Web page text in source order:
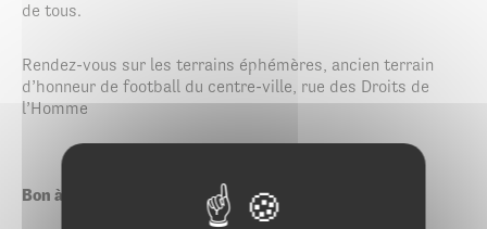
de tous.
Rendez-vous sur les terrains éphémères, ancien terrain
d’honneur de football du centre-ville, rue des Droits de
l’Homme
Bon à savoir :